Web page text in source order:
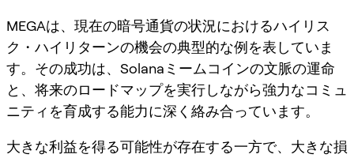
MEGAは、現在の暗号通貨の状況におけるハイリス
ク・ハイリターンの機会の典型的な例を表していま
す。その成功は、Solanaミームコインの文脈の運命
と、将来のロードマップを実行しながら強力なコミュ
ニティを育成する能力に深く絡み合っています。
大きな利益を得る可能性が存在する一方で、大きな損